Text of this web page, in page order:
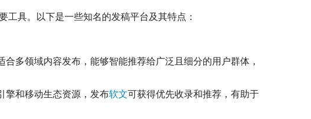
具。以下是一些知名的发稿平台及其特点：
擎和移动生态资源，发布
软文可获得优先收录和推荐，有助于